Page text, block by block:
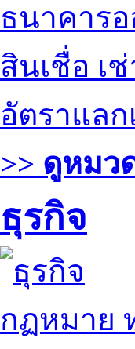
ธนาคาร
สินเชื่อ เ
อัตราแลก
>> ดูหมว
ธุรกิจ
กฏหมาย